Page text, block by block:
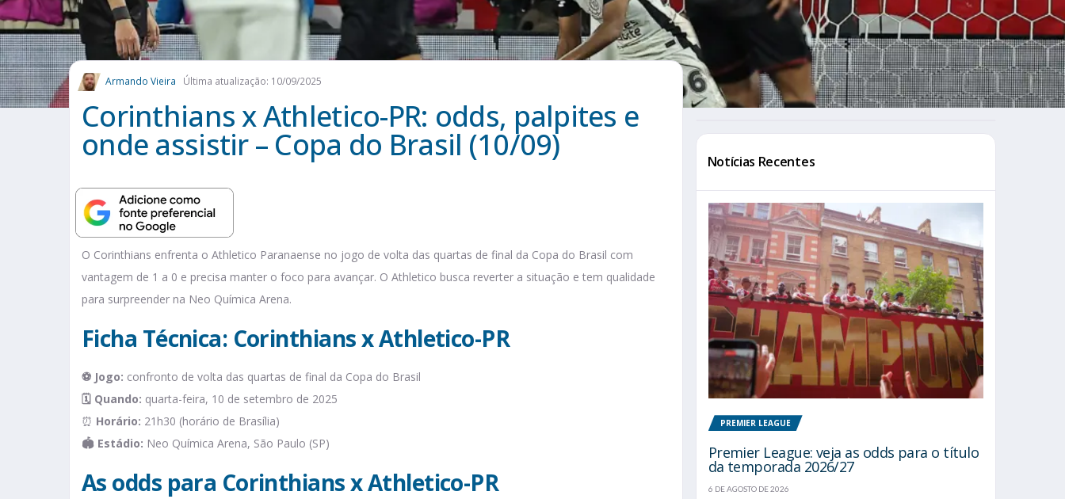
Armando Vieira Última atualização: 10/09/2025
Corinthians x Athletico-PR: odds, palpites e
onde assistir – Copa do Brasil (10/09)
O Corinthians enfrenta o Athletico Paranaense no jogo de volta das quartas de final da Copa do Brasil com
vantagem de 1 a 0 e precisa manter o foco para avançar. O Athletico busca reverter a situação e tem qualidade
para surpreender na Neo Química Arena.
Ficha Técnica: Corinthians x Athletico-PR
⚽ Jogo: confronto de volta das quartas de final da Copa do Brasil
🗓️ Quando: quarta-feira, 10 de setembro de 2025
⏰ Horário: 21h30 (horário de Brasília)
🏟️ Estádio: Neo Química Arena, São Paulo (SP)
As odds para Corinthians x Athletico-PR
Notícias Recentes
PREMIER LEAGUE
Premier League: veja as odds para o título
da temporada 2026/27
6 DE AGOSTO DE 2026